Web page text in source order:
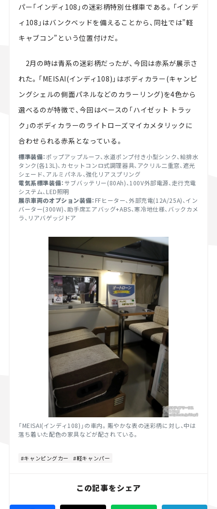
パー「インディ108」の迷彩柄特別仕様車である。「インデ
ィ108」はバンクベッドを備えることから、同社では”軽
キャブコン”という位置付けだ。
2月の時は青系の迷彩柄だったが、今回は赤系が展示さ
れた。「MEISAI(インディ108)」はボディカラー(キャンピ
ングシェルの側面パネルなどのカラーリング)を4色から
選べるのが特徴で、今回はベースの「ハイゼット トラッ
ク」のボディカラーのライトローズマイカメタリックに
合わせられる赤系となっている。
標準装備：ポップアップルーフ、水道ポンプ付き小型シンク、給排水
タンク(各13L)、カセットコンロ式調理器具、アクリル二重窓、遮光
シェード、アルミパネル、強化リアスプリング
電気系標準装備：サブバッテリー(80Ah)、100V外部電源、走行充電
システム、LED照明
展示車両のオプション装備： FFヒーター、外部充電(12A/25A)、イン
バーター(300W)、助手席エアバッグ+ABS、寒冷地仕様、バックカメ
ラ、リアバゲッジドア
「MEISAI(インディ108)」の車内。賑やかな表の迷彩柄に対し、中は
落ち着いた配色の家具などが配されている。
キャンピングカー 軽キャンパー
この記事をシェア